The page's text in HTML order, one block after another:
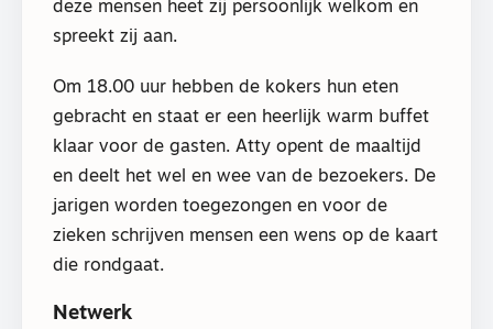
deze mensen heet zij persoonlijk welkom en
spreekt zij aan.
Om 18.00 uur hebben de kokers hun eten
gebracht en staat er een heerlijk warm buffet
klaar voor de gasten. Atty opent de maaltijd
en deelt het wel en wee van de bezoekers. De
jarigen worden toegezongen en voor de
zieken schrijven mensen een wens op de kaart
die rondgaat.
Netwerk